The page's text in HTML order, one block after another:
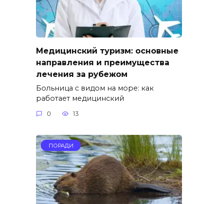
Медицинский туризм: основные
направления и преимущества
лечения за рубежом
Больница с видом на море: как
работает медицинский
0 13
ПОРАДИ